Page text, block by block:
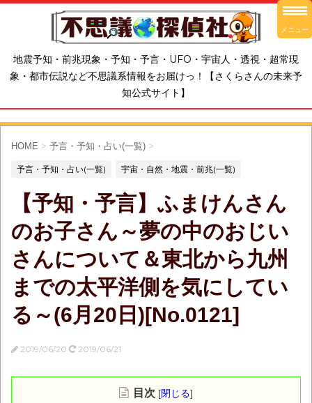
地震予知・前兆現象・予知・予言・UFO・宇宙人・透視・超常現
象・都市伝説など不思議系情報をお届けっ！【さくらさんの未来予
知公式サイト】
HOME > 予言・予知・占い(一覧) >
予言・予知・占い(一覧) 宇宙・自然・地震・前兆(一覧)
【予知・予言】ふまけんさん
のお子さん～夢の中のおじい
さんについて＆東北から九州
までの太平洋側を気にしてい
る～(6月20日)[No.0121]
2019/06/20 2019/06/21
目次 [閉じる]
メニュー